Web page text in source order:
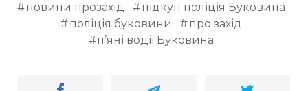
новини прозахід
підкуп поліція Буковина
поліція буковини
про захід
п’яні водії Буковина